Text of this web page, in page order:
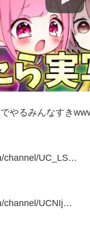
やるみんなすき
channel/UC_LS…
channel/UCNIj…